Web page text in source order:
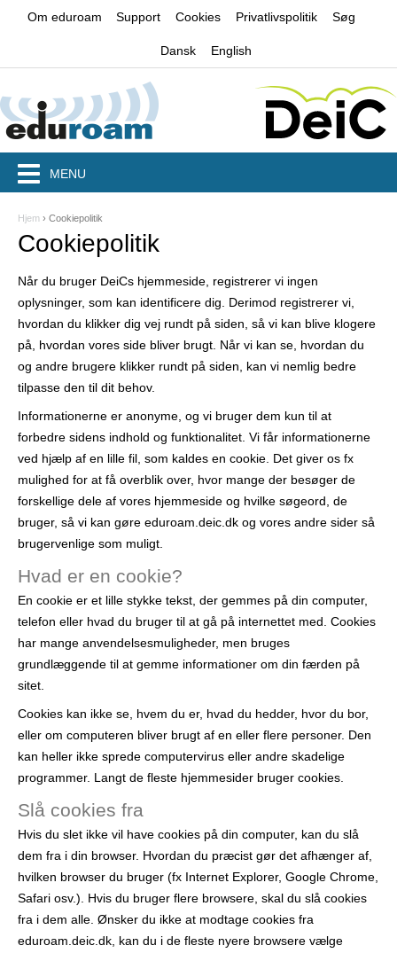
Jump to navigation
Om eduroam Support Cookies Privatlivspolitik Søg
Dansk English
D
u
e
r
h
r
Hjem › Cookiepolitik
Cookiepolitik
Når du bruger DeiCs hjemmeside, registrerer vi ingen
oplysninger, som kan identificere dig. Derimod registrerer vi,
hvordan du klikker dig vej rundt på siden, så vi kan blive klogere
på, hvordan vores side bliver brugt. Når vi kan se, hvordan du
og andre brugere klikker rundt på siden, kan vi nemlig bedre
tilpasse den til dit behov.
Informationerne er anonyme, og vi bruger dem kun til at
forbedre sidens indhold og funktionalitet. Vi får informationerne
ved hjælp af en lille fil, som kaldes en cookie. Det giver os fx
mulighed for at få overblik over, hvor mange der besøger de
forskellige dele af vores hjemmeside og hvilke søgeord, de
bruger, så vi kan gøre eduroam.deic.dk og vores andre sider så
brugervenlige som muligt.
Hvad er en cookie?
En cookie er et lille stykke tekst, der gemmes på din computer,
telefon eller hvad du bruger til at gå på internettet med. Cookies
har mange anvendelsesmuligheder, men bruges
grundlæggende til at gemme informationer om din færden på
sitet.
Cookies kan ikke se, hvem du er, hvad du hedder, hvor du bor,
eller om computeren bliver brugt af en eller flere personer. Den
kan heller ikke sprede computervirus eller andre skadelige
programmer. Langt de fleste hjemmesider bruger cookies.
Slå cookies fra
Hvis du slet ikke vil have cookies på din computer, kan du slå
dem fra i din browser. Hvordan du præcist gør det afhænger af,
hvilken browser du bruger (fx Internet Explorer, Google Chrome,
Safari osv.). Hvis du bruger flere browsere, skal du slå cookies
fra i dem alle. Ønsker du ikke at modtage cookies fra
eduroam.deic.dk, kan du i de fleste nyere browsere vælge
MENU